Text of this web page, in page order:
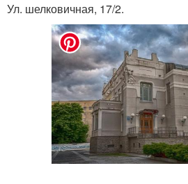
Ул. шелковичная, 17/2.